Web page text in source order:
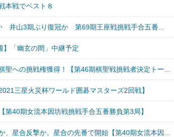
本戦でベスト８
井山3期ぶり復冠か 第69期王座戦挑戦手合五番...
】「幽玄の間」中継予定
聖への挑戦権獲得！【第46期棋聖戦挑戦者決定トー...
三星火災杯ワールド囲碁マスターズ2回戦】
第40期女流本因坊戦挑戦手合五番勝負第3局】
、星合反撃か。星合の先番で開始【第40期女流本因...